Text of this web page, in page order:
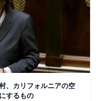
、カリフォルニアの空
するもの